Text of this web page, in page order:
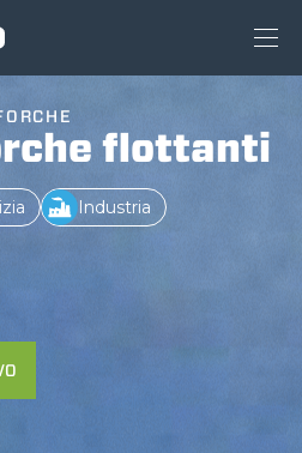
flottanti
Industria